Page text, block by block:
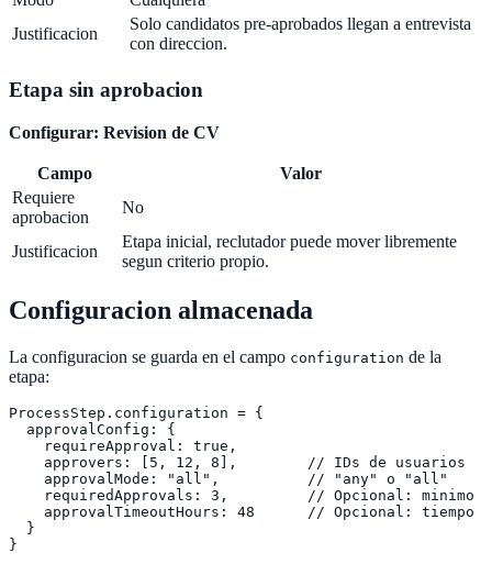
Justificacion
Solo candidatos pre-aprobados llegan a entrevista
con direccion.
Etapa sin aprobacion
Configurar: Revision de CV
Campo
Valor
Requiere
aprobacion
No
Justificacion
Etapa inicial, reclutador puede mover libremente
segun criterio propio.
Configuracion almacenada
La configuracion se guarda en el campo configuration de la
etapa:
ProcessStep.configuration = {
  approvalConfig: {
    requireApproval: true,
    approvers: [5, 12, 8],        // IDs de usuarios
    approvalMode: "all",          // "any" o "all"
requiredApprovals: 3,         // Opcional: minimo
approvalTimeoutHours: 48      // Opcional: tiempo
  }